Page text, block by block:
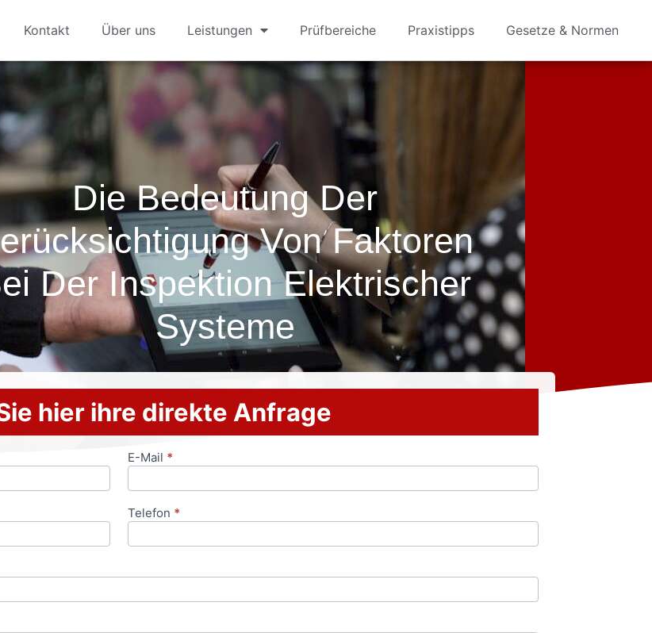
Kontakt Über uns Leistungen Prüfbereiche Praxistipps Gesetze & Normen
Die Bedeutung Der
Von Faktoren
Der Inspektion Elektrischer
Systeme
hier ihre direkte Anfrage
E-Mail *
Telefon *